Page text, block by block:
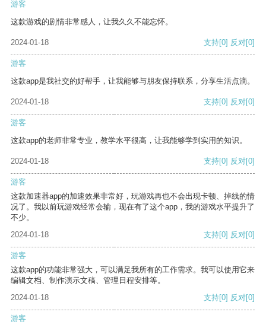
游客
这款游戏的剧情非常感人，让我久久不能忘怀。
2024-01-18 支持[0] 反对[0]
游客
这款app是我社交的好帮手，让我能够与朋友保持联系，分享生活点滴。
2024-01-18 支持[0] 反对[0]
游客
这款app的老师非常专业，教学水平很高，让我能够学到实用的知识。
2024-01-18 支持[0] 反对[0]
游客
这款加速器app的加速效果非常好，玩游戏再也不会出现卡顿、掉线的情
况了。我以前玩游戏经常会输，现在有了这个app，我的游戏水平提升了
不少。
2024-01-18
支持[0] 反对[0]
游客
这款app的功能非常强大，可以满足我所有的工作需求。我可以使用它来
编辑文档、制作演示文稿、管理日程安排等。
2024-01-18
支持[0] 反对[0]
游客